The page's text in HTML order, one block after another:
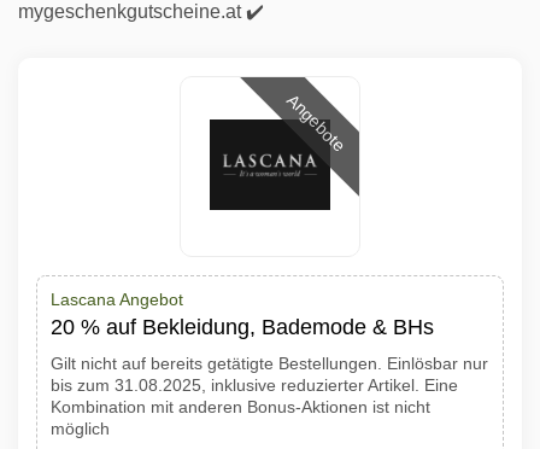
mygeschenkgutscheine.at ✔️
Angebote
Lascana Angebot
20 % auf Bekleidung, Bademode & BHs
Gilt nicht auf bereits getätigte Bestellungen. Einlösbar nur
bis zum 31.08.2025, inklusive reduzierter Artikel. Eine
Kombination mit anderen Bonus-Aktionen ist nicht
möglich